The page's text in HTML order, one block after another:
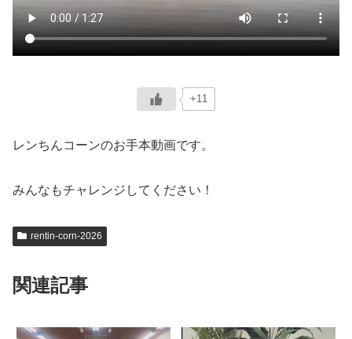
+11
レンちんコーンのお手本動画です。
みんなもチャレンジしてください！
rentin-corn-2026
関連記事